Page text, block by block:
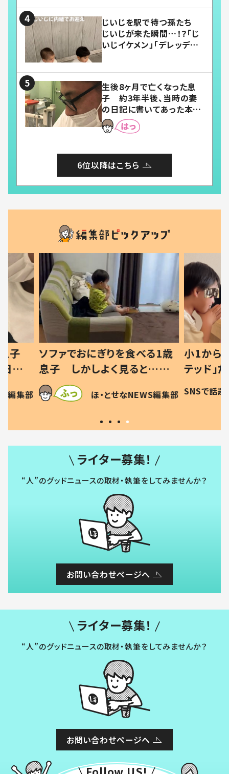
じいじを駅で待つ孫たち
じいじが来た瞬間…！？「じ
いじイケメン」「デレッデレ」
生後8ヶ月で亡くなった息
子 約3年半後、当時の妻
の日記に書いてあった本音
とは
6位以降はこちら
1歳
…母
現行
編集部
小1から不登校、息子は「ギフ
テッド」だった 父が“ウチ給
食”を作り続ける理由とは #令
和の親 #令和の子
SNSで話題 ほ・とせなNEWS編集部
ひ孫に
が、抱
に「涙
方ない」
ライター募集！
“人”のグッドニュースの取材・執筆をしてみませんか？
お問い合わせページへ
ライター募集！
“人”のグッドニュースの取材・執筆をしてみませんか？
お問い合わせページへ